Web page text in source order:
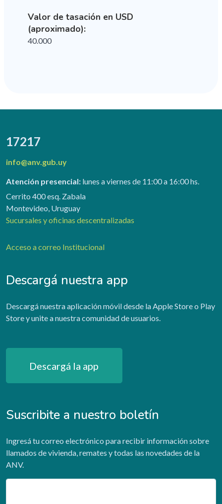
Valor de tasación en USD
(aproximado):
40.000
17217
info@anv.gub.uy
Atención presencial: lunes a viernes de 11:00 a 16:00 hs.
Cerrito 400 esq. Zabala
Montevideo, Uruguay
Sucursales y oficinas descentralizadas
Acceso a correo Institucional
Descargá nuestra app
Descargá nuestra aplicación móvil desde la Apple Store o Play
Store y unite a nuestra comunidad de usuarios.
Descargá la app
Suscribite a nuestro boletín
Ingresá tu correo electrónico para recibir información sobre
llamados de vivienda, remates y todas las novedades de la
ANV.
Email